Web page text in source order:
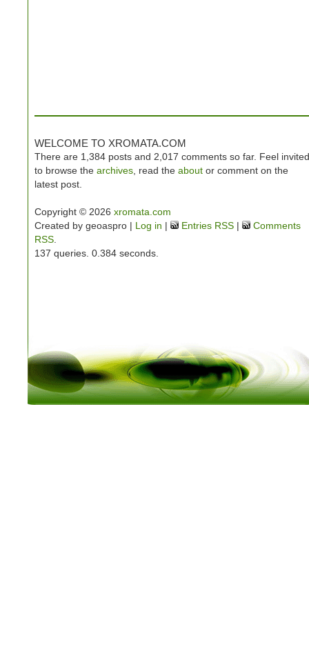
WELCOME TO XROMATA.COM
There are 1,384 posts and 2,017 comments so far. Feel invited
to browse the archives , read the about or comment on the
latest post.
Copyright © 2026 xromata.com
Created by geoaspro | Log in | Entries RSS |
Comments
RSS
137 queries. 0.384 seconds.